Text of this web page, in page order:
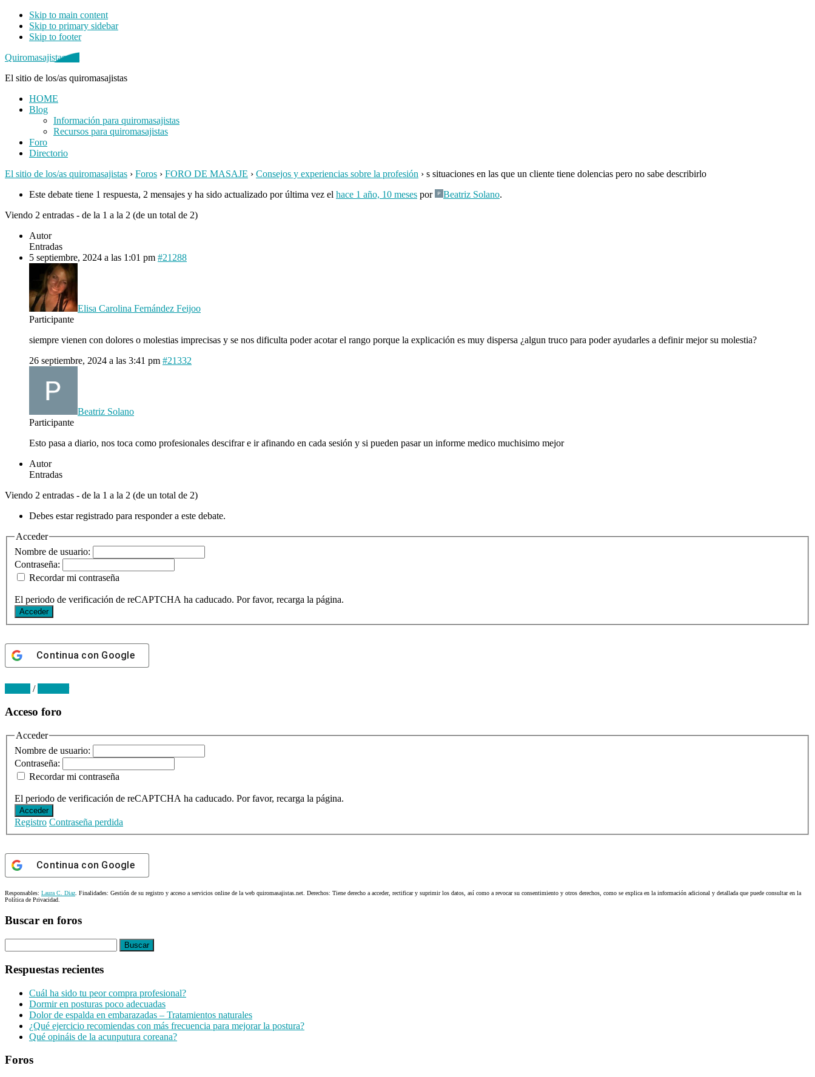
Skip to main content
Skip to primary sidebar
Skip to footer
Quiromasajistas.net
El sitio de los/as quiromasajistas
HOME
Blog
Información para quiromasajistas
Recursos para quiromasajistas
Foro
Directorio
El sitio de los/as quiromasajistas › Foros › FORO DE MASAJE › Consejos y experiencias sobre la profesión › s situaciones en las que un cliente tiene dolencias pero no sabe describirlo
Este debate tiene 1 respuesta, 2 mensajes y ha sido actualizado por última vez el hace 1 año, 10 meses por Beatriz Solano.
Viendo 2 entradas - de la 1 a la 2 (de un total de 2)
Autor
Entradas
5 septiembre, 2024 a las 1:01 pm #21288
Elisa Carolina Fernández Feijoo
Participante
siempre vienen con dolores o molestias imprecisas y se nos dificulta poder acotar el rango porque la explicación es muy dispersa ¿algun truco para poder ayudarles a definir mejor su molestia?
26 septiembre, 2024 a las 3:41 pm #21332
Beatriz Solano
Participante
Esto pasa a diario, nos toca como profesionales descifrar e ir afinando en cada sesión y si pueden pasar un informe medico muchisimo mejor
Autor
Entradas
Viendo 2 entradas - de la 1 a la 2 (de un total de 2)
Debes estar registrado para responder a este debate.
Acceder
Nombre de usuario:
Contraseña:
Recordar mi contraseña
El periodo de verificación de reCAPTCHA ha caducado. Por favor, recarga la página.
Acceder
Continua con Google
/
Primary
Sidebar
Acceso foro
Acceder
Nombre de usuario:
Contraseña:
Recordar mi contraseña
El periodo de verificación de reCAPTCHA ha caducado. Por favor, recarga la página.
Acceder
Registro Contraseña perdida
Continua con Google
Responsables: Laura C. Diaz . Finalidades: Gestión de su registro y acceso a servicios online de la web quiromasajistas.net. Derechos: Tiene derecho a acceder, rectificar y suprimir los datos, así como a revocar su consentimiento y otros derechos, como se explica en la información adicional y detallada que puede consultar en la
Política de Privacidad.
Buscar en foros
Respuestas recientes
Cuál ha sido tu peor compra profesional?
Dormir en posturas poco adecuadas
Dolor de espalda en embarazadas – Tratamientos naturales
¿Qué ejercicio recomiendas con más frecuencia para mejorar la postura?
Qué opináis de la acunputura coreana?
Foros